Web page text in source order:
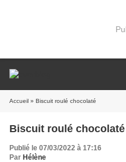
Accueil » Biscuit roulé chocolaté
Biscuit roulé chocolaté
Publié le 07/03/2022 à 17:16
Par Hélène